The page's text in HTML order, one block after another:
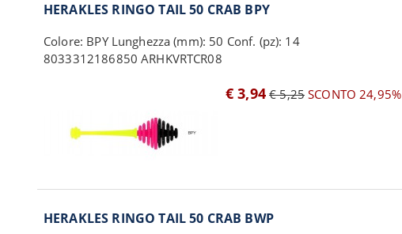
HERAKLES RINGO TAIL 50 CRAB BPY
Colore: BPY Lunghezza (mm): 50 Conf. (pz): 14
8033312186850 ARHKVRTCR08
€ 3,94 € 5,25SCONTO 24,95%
HERAKLES RINGO TAIL 50 CRAB BWP